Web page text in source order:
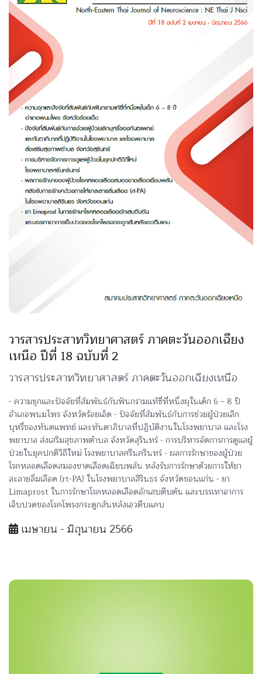
วารสารประสาทวิทยาศาสตร์ ภาคตะวันออกเฉียง
เหนือ ปีที่ 18 ฉบับที่ 2
วารสารประสาทวิทยาศาสตร์ ภาคตะวันออกเฉียงเหนือ
- ความชุกและปัจจัยที่สัมพันธ์กับฟันกรามแท้ซี่ที่หนึ่งผุในเด็ก 6 – 8 ปี
อำเภอพนมไพร จังหวัดร้อยเอ็ด - ปัจจัยที่สัมพันธ์กับการช่วยผู้ป่วยเลิก
บุหรี่ของทันตแพทย์ และทันตาภิบาลที่ปฏิบัติงานในโรงพยาบาล และโรง
พยาบาล ส่งเสริมสุขภาพตำบล จังหวัดสุรินทร์ - การบริหารจัดการการดูแลผู้
ป่วยในยุคปกติวิถีใหม่ โรงพยาบาลศรีนครินทร์ - ผลการรักษาของผู้ป่วย
โรคหลอดเลือดสมองขาดเลือดเฉียบพลัน หลังรับการรักษาด้วยการให้ยา
ละลายลิ่มเลือด (rt-PA) ในโรงพยาบาลสิรินธร จังหวัดขอนแก่น - ยา
Limaprost ในการรักษาโรคหลอดเลือดอักเสบตีบตัน และบรรเทาอาการ
เจ็บปวดของโรคโพรงกระดูกสันหลังเอวตีบแคบ
เมษายน - มิถุนายน 2566